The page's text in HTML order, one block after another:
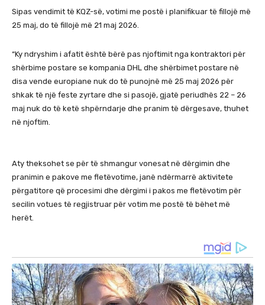
Sipas vendimit të KQZ-së, votimi me postë i planifikuar të fillojë më
25 maj, do të fillojë më 21 maj 2026.
“Ky ndryshim i afatit është bërë pas njoftimit nga kontraktori për
shërbime postare se kompania DHL dhe shërbimet postare në
disa vende europiane nuk do të punojnë më 25 maj 2026 për
shkak të një feste zyrtare dhe si pasojë, gjatë periudhës 22 – 26
maj nuk do të ketë shpërndarje dhe pranim të dërgesave, thuhet
në njoftim.
Aty theksohet se për të shmangur vonesat në dërgimin dhe
pranimin e pakove me fletëvotime, janë ndërmarrë aktivitete
përgatitore që procesimi dhe dërgimi i pakos me fletëvotim për
secilin votues të regjistruar për votim me postë të bëhet më
herët.